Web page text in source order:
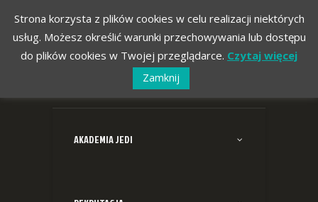
AKADEMIA JEDI
Strona korzysta z plików cookies w celu realizacji niektórych
usług. Możesz określić warunki przechowywania lub dostępu
do plików cookies w Twojej przeglądarce. Czytaj więcej
Zamknij